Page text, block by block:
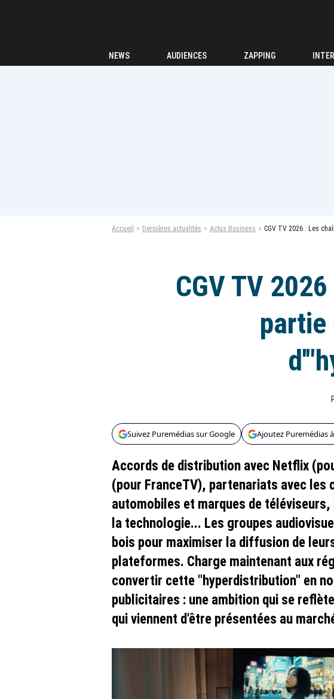
NEWS AUDIENCES ZAPPING
Accueil Dernières actualités Actus Business CGV TV 2026 : Les
CGV TV
partie
Suivez Puremédias sur Google Ajoutez Puremédias
Accords de distribution avec Netflix
(pour FranceTV), partenariats avec les
automobiles et marques de
la technologie... Les groupes
bois pour maximiser la diffusion de
plateformes. Charge maintenant aux
convertir cette "hyperdistribution" en
publicitaires : une ambition qui se
qui viennent d'être présentées au